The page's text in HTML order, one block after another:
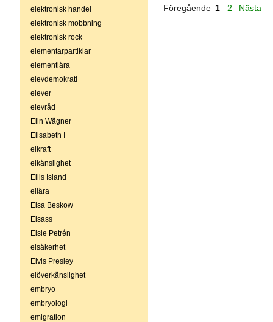
elektronisk handel
elektronisk mobbning
elektronisk rock
elementarpartiklar
elementlära
elevdemokrati
elever
elevråd
Elin Wägner
Elisabeth I
elkraft
elkänslighet
Ellis Island
ellära
Elsa Beskow
Elsass
Elsie Petrén
elsäkerhet
Elvis Presley
elöverkänslighet
embryo
embryologi
emigration
Föregående 1 2 Nästa